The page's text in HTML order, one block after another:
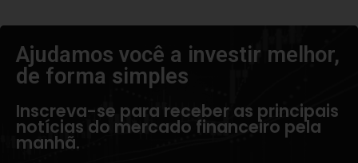
Ajudamos você a investir melhor,
de forma simples​
Inscreva-se para receber as principais
notícias do mercado financeiro pela
manhã.